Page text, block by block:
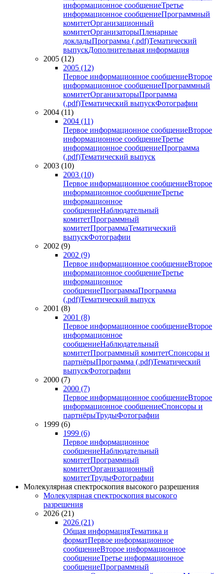
информационное сообщениеТретье
информационное сообщениеПрограммный
комитетОрганизационный
комитетОрганизаторыПленарные
докладыПрограмма (.pdf)Тематический
выпускДополнительная информация
2005 (12)
2005 (12)
Первое информационное сообщениеВторое
информационное сообщениеПрограммный
комитетОрганизаторыПрограмма
(.pdf)Тематический выпускФотографии
2004 (11)
2004 (11)
Первое информационное сообщениеВторое
информационное сообщениеТретье
информационное сообщениеПрограмма
(.pdf)Тематический выпуск
2003 (10)
2003 (10)
Первое информационное сообщениеВторое
информационное сообщениеТретье
информационное
сообщениеНаблюдательный
комитетПрограммный
комитетПрограммаТематический
выпускФотографии
2002 (9)
2002 (9)
Первое информационное сообщениеВторое
информационное сообщениеТретье
информационное
сообщениеПрограммаПрограмма
(.pdf)Тематический выпуск
2001 (8)
2001 (8)
Первое информационное сообщениеВторое
информационное
сообщениеНаблюдательный
комитетПрограммный комитетСпонсоры и
партнёрыПрограмма (.pdf)Тематический
выпускФотографии
2000 (7)
2000 (7)
Первое информационное сообщениеВторое
информационное сообщениеСпонсоры и
партнёрыТрудыФотографии
1999 (6)
1999 (6)
Первое информационное
сообщениеНаблюдательный
комитетПрограммный
комитетОрганизационный
комитетТрудыФотографии
Молекулярная спектроскопия высокого разрешения
Молекулярная спектроскопия высокого
разрешения
2026 (21)
2026 (21)
Общая информацияТематика и
форматПервое информационное
сообщениеВторое информационное
сообщениеТретье информационное
сообщениеПрограммный